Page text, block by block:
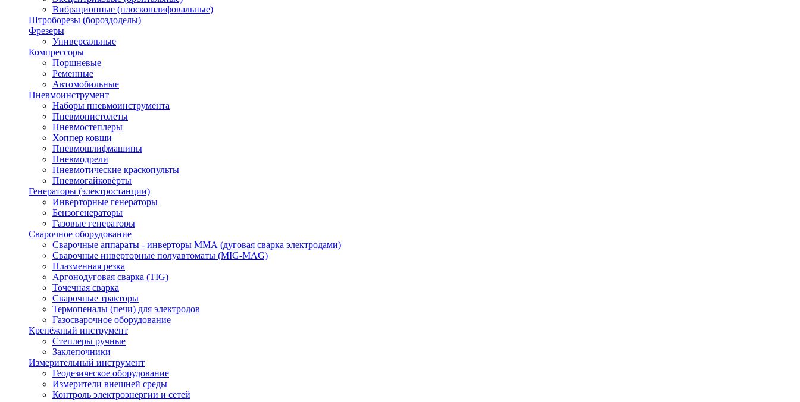
Вибрационные (плоскошлифовальные)
Штроборезы (бороздоделы)
Фрезеры
Универсальные
Компрессоры
Поршневые
Ременные
Автомобильные
Пневмоинструмент
Наборы пневмоинструмента
Пневмопистолеты
Пневмостеплеры
Хоппер ковши
Пневмошлифмашины
Пневмодрели
Пневмотические краскопульты
Пневмогайковёрты
Генераторы (электростанции)
Инверторные генераторы
Бензогенераторы
Газовые генераторы
Сварочное оборудование
Сварочные аппараты - инверторы ММА (дуговая сварка электродами)
Сварочные инверторные полуавтоматы (MIG-MAG)
Плазменная резка
Аргонодуговая сварка (TIG)
Точечная сварка
Сварочные тракторы
Термопеналы (печи) для электродов
Газосварочное оборудование
Крепёжный инструмент
Степлеры ручные
Заклепочники
Измерительный инструмент
Геодезическое оборудование
Измерители внешней среды
Контроль электроэнергии и сетей